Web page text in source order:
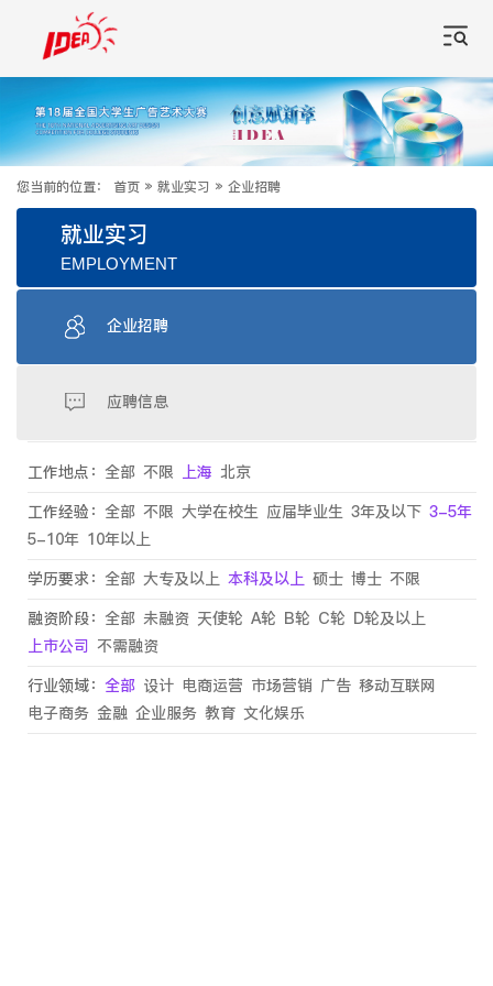
您当前的位置： 首页 » 就业实习 » 企业招聘
就业实习
EMPLOYMENT
企业招聘
应聘信息
工作地点： 全部 不限 上海 北京
工作经验： 全部 不限 大学在校生 应届毕业生 3年及以下 3-5年
5-10年 10年以上
学历要求： 全部 大专及以上 本科及以上 硕士 博士 不限
融资阶段： 全部 未融资 天使轮 A轮 B轮 C轮 D轮及以上
上市公司 不需融资
行业领域： 全部 设计 电商运营 市场营销 广告 移动互联网
电子商务 金融 企业服务 教育 文化娱乐